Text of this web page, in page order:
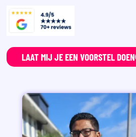
LAAT MIJ JE EEN VOORSTEL DOEN